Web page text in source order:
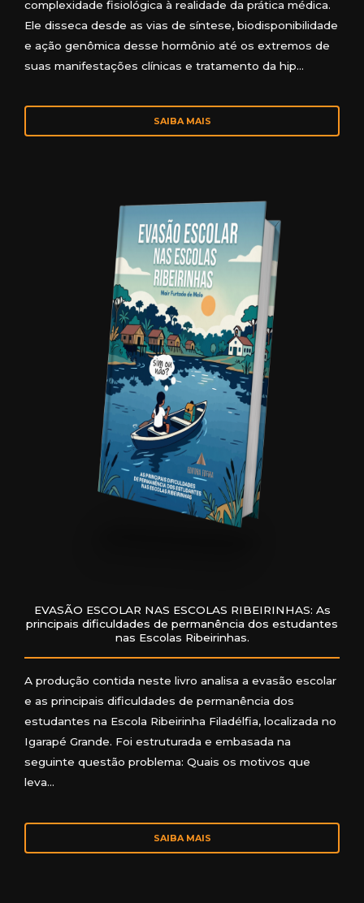
complexidade fisiológica à realidade da prática médica.
Ele disseca desde as vias de síntese, biodisponibilidade
e ação genômica desse hormônio até os extremos de
suas manifestações clínicas e tratamento da hip…
SAIBA MAIS
EVASÃO ESCOLAR NAS ESCOLAS RIBEIRINHAS: As
principais dificuldades de permanência dos estudantes
nas Escolas Ribeirinhas.
A produção contida neste livro analisa a evasão escolar
e as principais dificuldades de permanência dos
estudantes na Escola Ribeirinha Filadélfia, localizada no
Igarapé Grande. Foi estruturada e embasada na
seguinte questão problema: Quais os motivos que
leva…
SAIBA MAIS